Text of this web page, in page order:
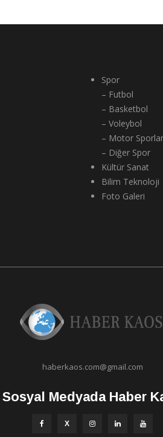
Spor
– Futbol
– Basketbol
– Voleybol
– Motor
– Diğer Spor
Kültür Sanat
Bilim Teknoloji
Foto Galeri
haberkaos.com@gmail.com
Sosyal Medyada Haber